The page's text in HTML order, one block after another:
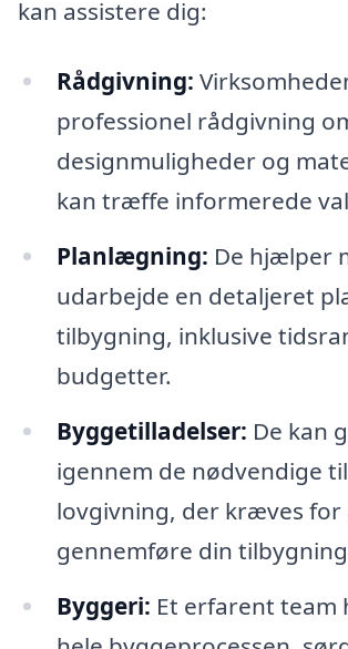
kan assistere dig:
Rådgivning:
professionel rådgivning
designmuligheder og
kan træffe informerede
Planlægning: De hjælper
udarbejde en detaljeret
tilbygning, inklusive
budgetter.
Byggetilladelser: De kan
igennem de nødvendige
lovgivning, der kræves for
gennemføre din
Byggeri: Et erfarent team